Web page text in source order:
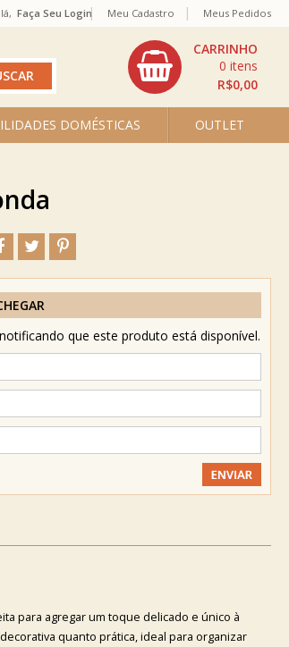
Faça Seu Login
DOMÉSTICAS OUTLET
R$0,00
0
Meu Cadastro Meus Pedidos
que este produto está disponível.
para agregar um toque delicado e único à
quanto prática, ideal para organizar